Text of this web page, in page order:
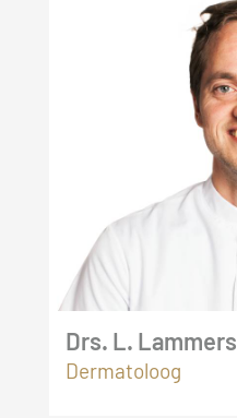
Drs. L. Lammers
Dermatoloog